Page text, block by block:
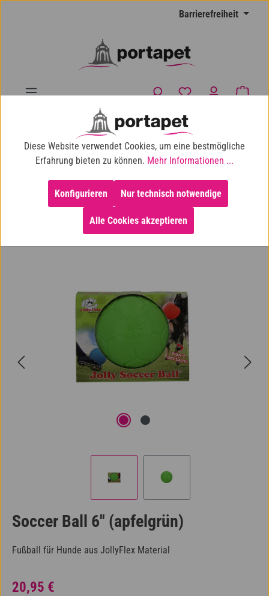
Barrierefreiheit
Du hast 0
10% Shop-Rabatt ab 100 € Einkaufswert
Hund
Hundespielzeug
Wurfspielzeug & Zerrspielzeug
Soccer Ball 6'' (apfelgrün)
Fußball für Hunde aus JollyFlex Material
Regulärer Preis:
20,95 €
Diese Website verwendet Cookies, um eine bestmögliche
Erfahrung bieten zu können. Mehr Informationen ...
Konfigurieren
Alle Cookies akzeptieren
Nur technisch notwendige